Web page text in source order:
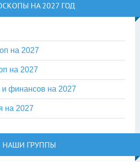
НА 2027 ГОД
на 2027
на 2027
и финансов на 2027
на 2027
НАШИ ГРУППЫ